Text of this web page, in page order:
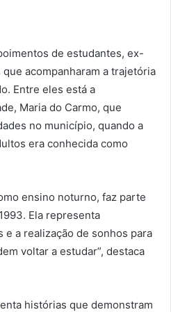
de estudantes, ex-
acompanharam a trajetória
Entre eles está a
Maria do Carmo, que
no município, quando a
era conhecida como
ensino noturno, faz parte
Ela representa
a realização de sonhos para
voltar a estudar”, destaca
histórias que demonstram